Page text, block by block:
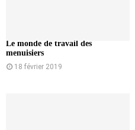
Le monde de travail des
menuisiers
18 février 2019